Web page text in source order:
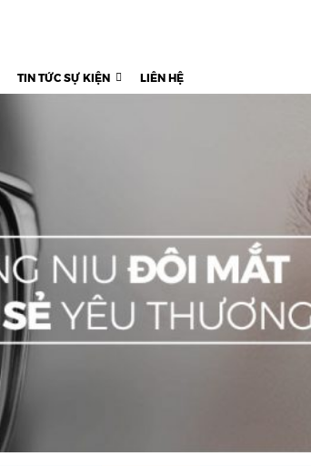
TIN TỨC SỰ KIỆN LIÊN HỆ